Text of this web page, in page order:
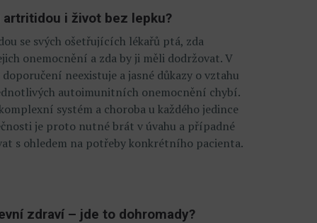
i život bez lepku?
se svých ošetřujících lékařů ptá, zda
onemocnění a zda by ji měli dodržovat. V
neexistuje a jasné důkazy o vztahu
autoimunitních onemocnění chybí.
systém a choroba u každého jedince
je proto nutné brát v úvahu a případné
s ohledem na potřeby konkrétního pacienta.
zdraví – jde to dohromady?